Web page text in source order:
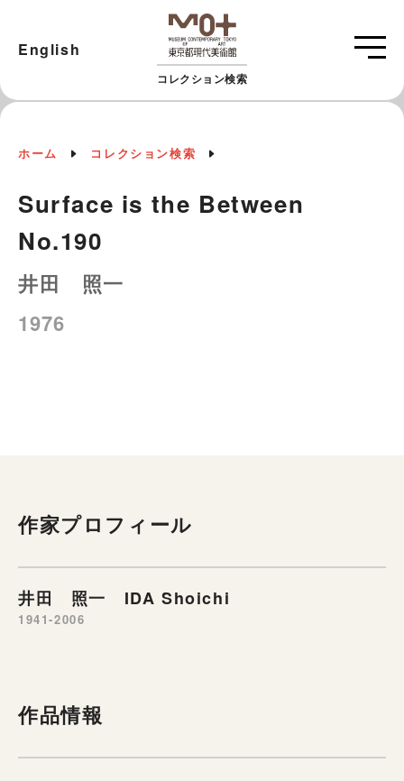
コレクション検索
English
ホーム コレクション検索
Surface is the Between
No.190
井田 照一
1976
作家プロフィール
井田 照一 IDA Shoichi
1941-2006
作品情報